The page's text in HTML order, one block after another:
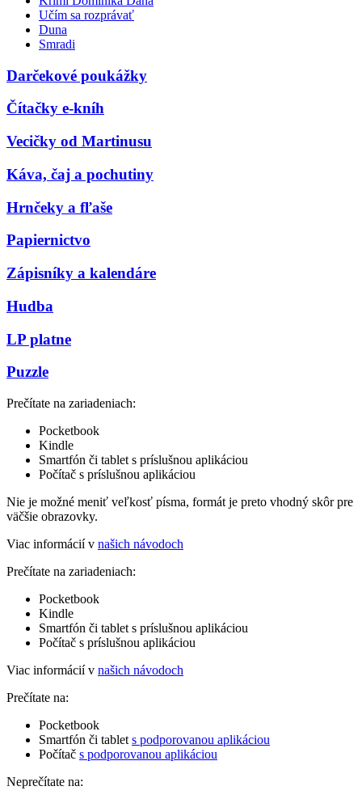
Učím sa rozprávať
Duna
Smradi
Darčekové poukážky
Čítačky e-kníh
Vecičky od Martinusu
Káva, čaj a pochutiny
Hrnčeky a fľaše
Papiernictvo
Zápisníky a kalendáre
Hudba
LP platne
Puzzle
Prečítate na zariadeniach:
Pocketbook
Kindle
Smartfón či tablet s príslušnou aplikáciou
Počítač s príslušnou aplikáciou
Nie je možné meniť veľkosť písma, formát je preto vhodný skôr pre
väčšie obrazovky.
Viac informácií v našich návodoch
Prečítate na zariadeniach:
Pocketbook
Kindle
Smartfón či tablet s príslušnou aplikáciou
Počítač s príslušnou aplikáciou
Viac informácií v našich návodoch
Prečítate na:
Pocketbook
Smartfón či tablet s podporovanou aplikáciou
Počítač s podporovanou aplikáciou
Neprečítate na: